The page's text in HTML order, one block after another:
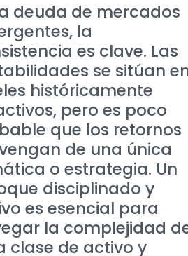
deuda de mercados
la
es clave. Las
se sitúan
históricamente
pero es poco
que los retornos
de una única
o estrategia. Un
disciplinado y
es esencial para
la complejidad
clase de activo y